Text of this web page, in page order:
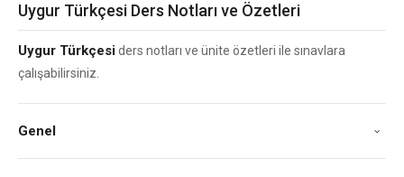
Uygur Türkçesi Ders Notları ve Özetleri
Uygur Türkçesiders notları ve ünite özetleri ile sınavlara
çalışabilirsiniz.
Genel